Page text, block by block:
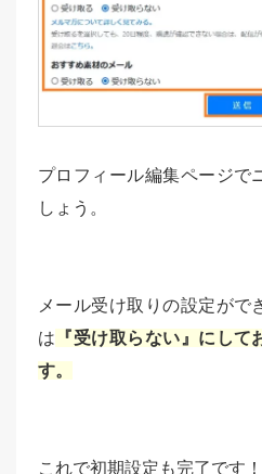
プロフィール編集ページで
しょう。
メール受け取りの設定がで
は 『受け取らない』にして
す。
これで初期設定も完了です